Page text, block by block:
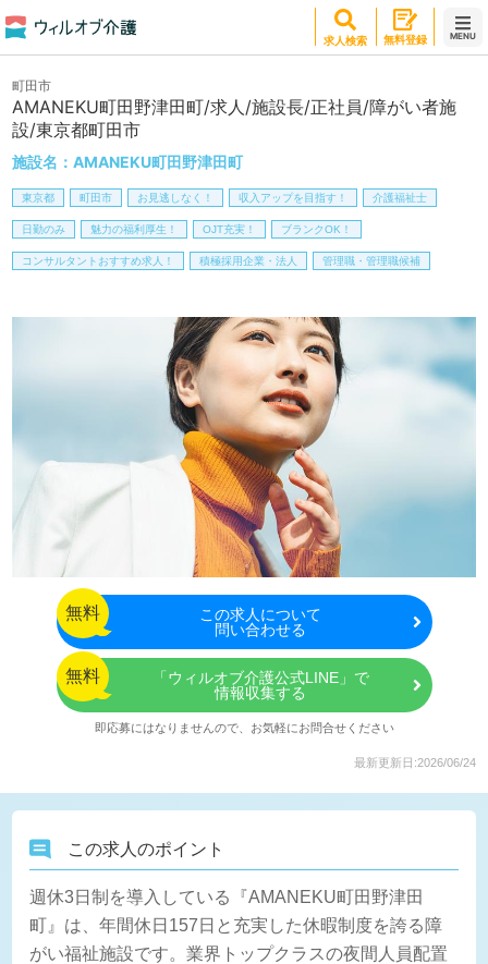
求人検索 無料登録 MENU
AMANEKU町田野津田町/求人/施設長/正社員/障がい者施
設/東京都町田市
施設名：AMANEKU町田野津田町
町田市
東京都 町田市 お見逃しなく！ 収入アップを目指す！ 介護福祉士
日勤のみ 魅力の福利厚生！ OJT充実！ ブランクOK！
コンサルタントおすすめ求人！ 積極採用企業・法人 管理職・管理職候補
無料 この求人について
問い合わせる
無料
「ウィルオブ介護公式LINE」で
情報収集する
即応募にはなりませんので、お気軽にお問合せください
最新更新日:2026/06/24
この求人のポイント
週休3日制を導入している『AMANEKU町田野津田
町』は、年間休日157日と充実した休暇制度を誇る障
がい福祉施設です。業界トップクラスの夜間人員配置